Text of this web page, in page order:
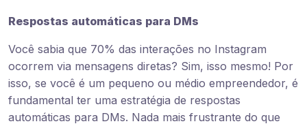
Respostas automáticas para DMs
Você sabia que 70% das interações no Instagram
ocorrem via mensagens diretas? Sim, isso mesmo! Por
isso, se você é um pequeno ou médio empreendedor, é
fundamental ter uma estratégia de respostas
automáticas para DMs. Nada mais frustrante do que